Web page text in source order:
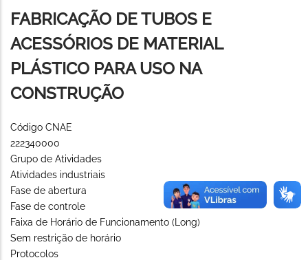
navegação
FABRICAÇÃO DE TUBOS E
ACESSÓRIOS DE MATERIAL
PLÁSTICO PARA USO NA
CONSTRUÇÃO
Código CNAE
222340000
Grupo de Atividades
Atividades industriais
Fase de abertura
Fase de controle
Faixa de Horário de Funcionamento (Long)
Sem restrição de horário
Protocolos